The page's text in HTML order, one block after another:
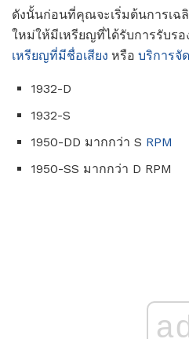
ดังนั้นก่อนที่คุณจะเริ่มต้นการเ
ใหม่ให้มีเหรียญที่ได้รับการรับรอ
เหรียญที่มีชื่อเสียง หรือ บริการจั
1932-D
1932-S
1950-DD มากกว่า S RPM
1950-SS มากกว่า D RPM